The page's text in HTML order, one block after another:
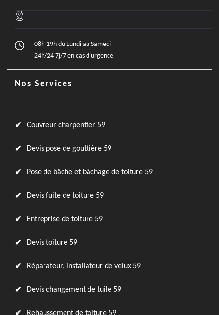
08h-19h du Lundi au Samedi
24h/24 7j/7 en cas d'urgence
Nos Services
Couvreur charpentier 59
Devis pose de gouttière 59
Pose de bâche et bâchage de toiture 59
Devis fuite de toiture 59
Entreprise de toiture 59
Devis toiture 59
Réparateur, installateur de velux 59
Devis changement de tuile 59
Rehaussement de toiture 59